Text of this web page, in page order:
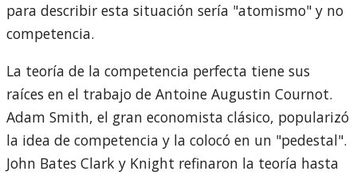
para describir esta situación sería "atomismo" y no
competencia.
La teoría de la competencia perfecta tiene sus
raíces en el trabajo de Antoine Augustin Cournot.
Adam Smith, el gran economista clásico, popularizó
la idea de competencia y la colocó en un "pedestal".
John Bates Clark y Knight refinaron la teoría hasta